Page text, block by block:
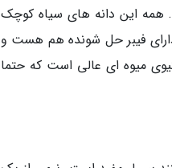
همه این دانه های سیاه کوچک
فیبر حل شونده هم هست و
میوه ای عالی است که حتما